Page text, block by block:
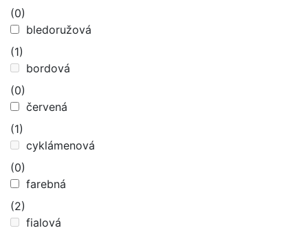
(0)
bledoružová
(1)
bordová
(0)
červená
(1)
cyklámenová
(0)
farebná
(2)
fialová